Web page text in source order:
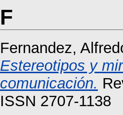
F
Fernandez,
Estereotipos y
comunicación.
ISSN 2707-1138